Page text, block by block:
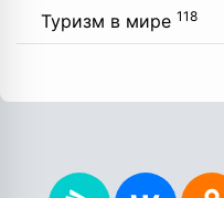
Туризм в мире 118